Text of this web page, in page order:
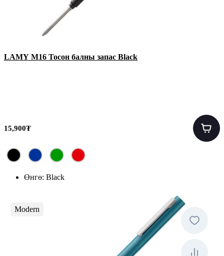
LAMY M16 Тосон балны запас Black
15,900₮
Өнгө: Black
Modern